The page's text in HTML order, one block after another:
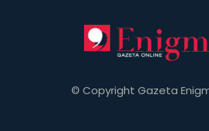
© Copyright Gazeta